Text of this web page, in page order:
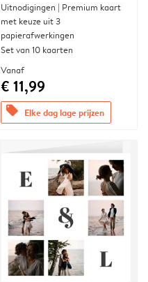
Uitnodigingen | Premium kaart
met keuze uit 3
papierafwerkingen
Set van 10 kaarten
Vanaf
€ 11,99
offers Elke dag lage prijzen